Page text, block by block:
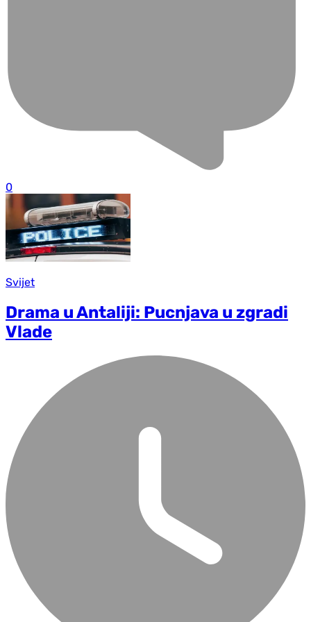
0
Svijet
Drama u Antaliji: Pucnjava u zgradi
Vlade